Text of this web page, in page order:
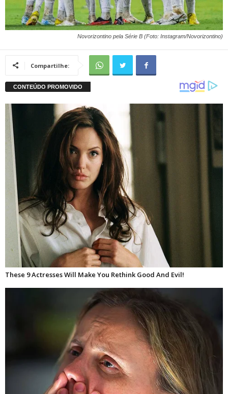
Novorizontino pela Série B (Foto: Instagram/Novorizontino)
Compartilhe: